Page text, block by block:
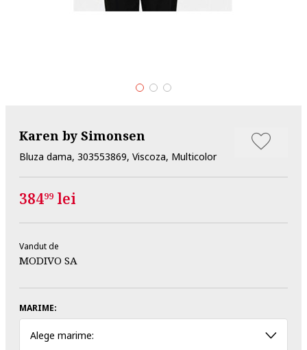
Karen by Simonsen
Bluza dama, 303553869, Viscoza, Multicolor
38499 lei
Vandut de
MODIVO SA
MARIME:
Alege marime: